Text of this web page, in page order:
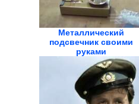
Металлический
подсвечник своими
руками